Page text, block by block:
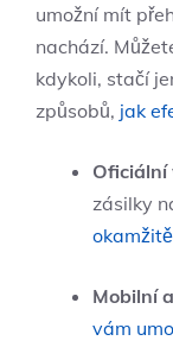
umožní mít
nachází.
kdykoli, stačí
způsobů, jak
Oficiální
zásilky
Mobilní
vám